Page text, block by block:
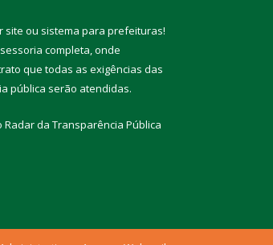
site ou sistema para prefeituras!
completa, onde
que todas as exigências das
pública serão atendidas.
Radar da Transparência Pública